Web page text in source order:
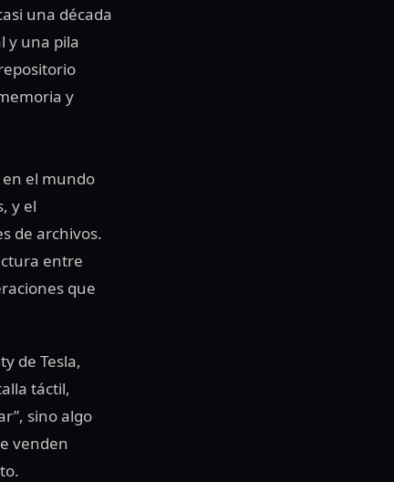
una década
y una pila
y
en el mundo
y el
de archivos.
entre
que
de Tesla,
táctil,
sino algo
venden